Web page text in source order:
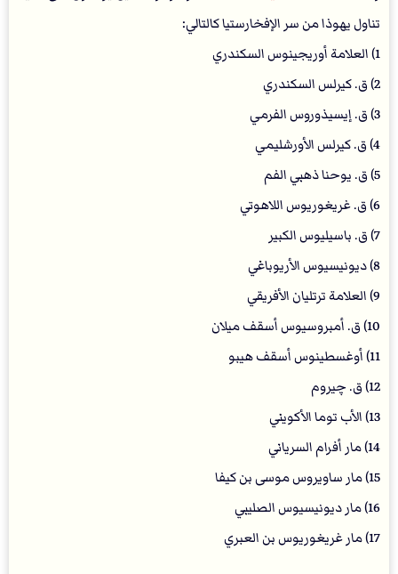
تناول يهوذا من سر الإفخارستيا كالتالي:
1) العلامة أوريجينوس السكندري
2) ق. كيرلس السكندري
3) ق. إيسيذوروس الفرمي
4) ق. كيرلس الأورشليمي
5) ق. يوحنا ذهبي الفم
6) ق. غريغوريوس اللاهوتي
7) ق. باسيليوس الكبير
8) ديونيسيوس الأريوباغي
9) العلامة ترتليان الأفريقي
10) ق. أمبروسيوس أسقف ميلان
11) أوغسطينوس أسقف هيبو
12) ق. چيروم
13) الأب توما الأكويني
14) مار أفرام السرياني
15) مار ساويروس موسى بن كيفا
16) مار ديونيسيوس الصليبي
17) مار غريغوريوس بن العبري